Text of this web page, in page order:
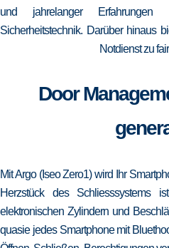
und jahrelanger
Sicherheitstechnik. Darüber hinaus
Notdienst zu
Door
Mit Argo (Iseo Zero1) wird Ihr
Herzstück des Schliesssystems
elektronischen Zylindern und
quasie jedes Smartphone mit